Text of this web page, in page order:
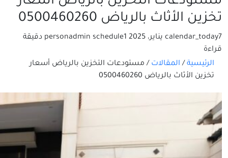
تخزين الأثاث بالرياض 0500460260
calendar_today7 يناير، 2025 personadmin schedule
1 دقيقة
قراءة
الرئيسية / المقالات / مستودعات التخزين بالرياض أسعار
تخزين الأثاث بالرياض 0500460260